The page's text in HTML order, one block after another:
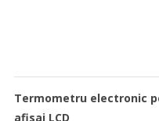
Termometru electronic
afisaj LCD